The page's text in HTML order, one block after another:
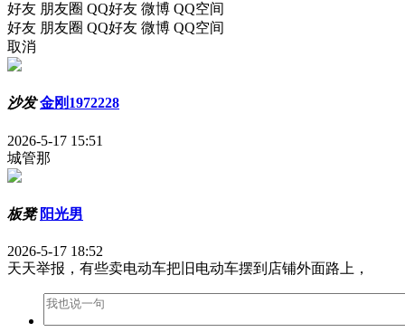
好友 朋友圈 QQ好友 微博 QQ空间
好友 朋友圈 QQ好友 微博 QQ空间
取消
沙发 金刚1972228
2026-5-17 15:51
城管那
板凳 阳光男
2026-5-17 18:52
天天举报，有些卖电动车把旧电动车摆到店铺外面路上，